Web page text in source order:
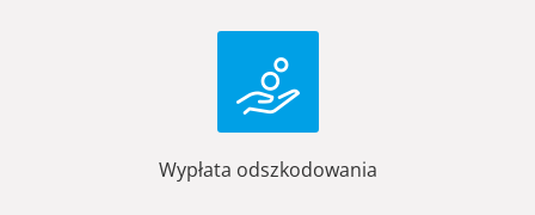
Wypłata odszkodowania